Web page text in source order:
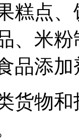
糕点
、米
品添加
货物